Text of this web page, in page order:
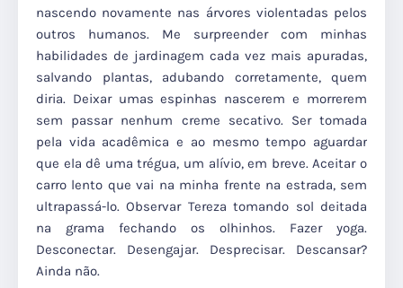
nascendo novamente nas árvores violentadas pelos
outros humanos. Me surpreender com minhas
habilidades de jardinagem cada vez mais apuradas,
salvando plantas, adubando corretamente, quem
diria. Deixar umas espinhas nascerem e morrerem
sem passar nenhum creme secativo. Ser tomada
pela vida acadêmica e ao mesmo tempo aguardar
que ela dê uma trégua, um alívio, em breve. Aceitar o
carro lento que vai na minha frente na estrada, sem
ultrapassá-lo. Observar Tereza tomando sol deitada
na grama fechando os olhinhos. Fazer yoga.
Desconectar. Desengajar. Desprecisar. Descansar?
Ainda não.